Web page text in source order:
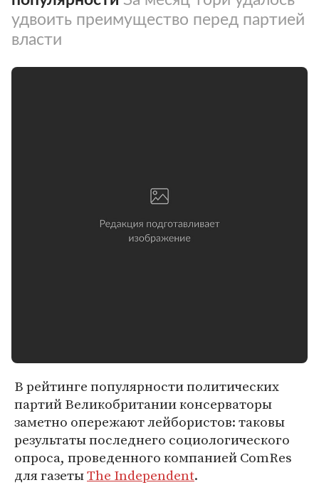
удвоить преимущество перед партией
власти
В рейтинге популярности политических
партий Великобритании консерваторы
заметно опережают лейбористов: таковы
результаты последнего социологического
опроса, проведенного компанией ComRes
для газетыThe Independent.